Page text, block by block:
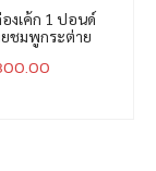
งเค้ก 1 ปอนด์
ชมพูกระต่าย